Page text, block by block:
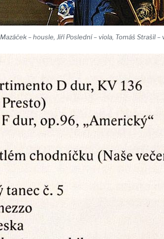
– housle, Jiří Poslední – viola, Tomáš Strašil